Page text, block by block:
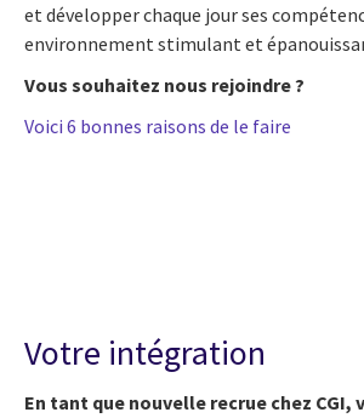
et développer chaque jour ses
environnement stimulant et
Vous souhaitez nous rejoindre ?
Voici 6 bonnes raisons de le faire
Votre intégration
En tant que nouvelle recrue chez CGI,